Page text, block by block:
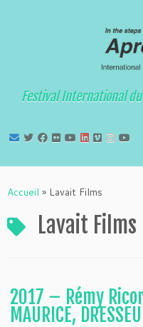
au
Festival International
Accueil » Lavait Films
Lavait Films
2017 – Rémy
MAURICE,